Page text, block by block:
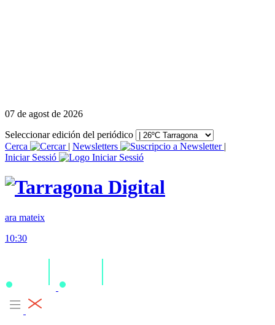
07 de agost de 2026
Seleccionar edición del periódico
Cerca
| Newsletters
|
Iniciar Sessió
ara mateix
10:30